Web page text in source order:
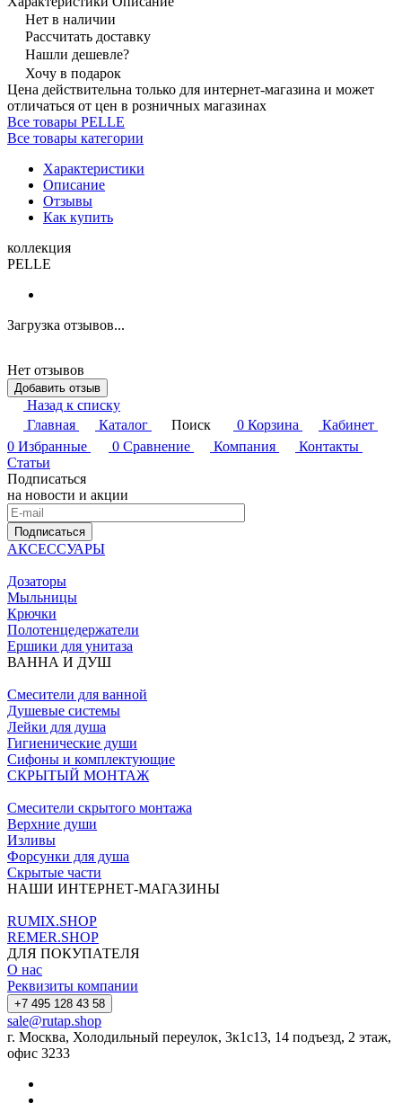
Нет в наличии
Рассчитать доставку
Нашли дешевле?
Хочу в подарок
Цена действительна только для интернет-магазина и может
отличаться от цен в розничных магазинах
Все товары PELLE
Все товары категории
Характеристики
Описание
Отзывы
Как купить
коллекция
PELLE
Загрузка отзывов...
Нет отзывов
Добавить отзыв
Назад к списку
Главная
Каталог Поиск 0 Корзина
Кабинет
0 Избранные 0 Сравнение Компания
Контакты
Статьи
Подписаться
на новости и акции
Подписаться
АКСЕССУАРЫ
Дозаторы
Мыльницы
Крючки
Полотенцедержатели
Ершики для унитаза
ВАННА И ДУШ
Смесители для ванной
Душевые системы
Лейки для душа
Гигиенические души
Сифоны и комплектующие
СКРЫТЫЙ МОНТАЖ
Смесители скрытого монтажа
Верхние души
Изливы
Форсунки для душа
Скрытые части
НАШИ ИНТЕРНЕТ-МАГАЗИНЫ
RUMIX.SHOP
REMER.SHOP
ДЛЯ ПОКУПАТЕЛЯ
О нас
Реквизиты компании
+7 495 128 43 58
sale@rutap.shop
г. Москва, Холодильный переулок, 3к1с13, 14 подъезд, 2 этаж,
офис 3233